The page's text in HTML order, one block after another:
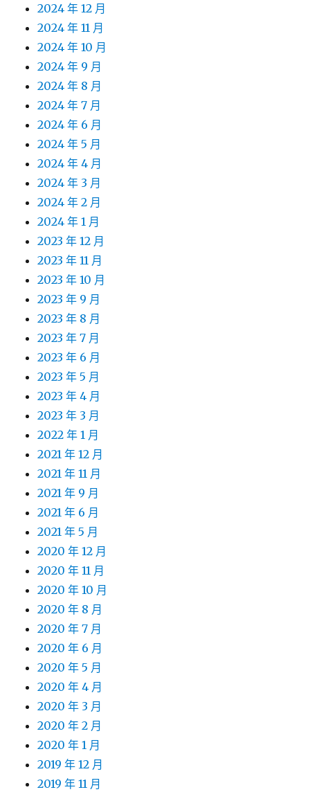
2024 年 12 月
2024 年 11 月
2024 年 10 月
2024 年 9 月
2024 年 8 月
2024 年 7 月
2024 年 6 月
2024 年 5 月
2024 年 4 月
2024 年 3 月
2024 年 2 月
2024 年 1 月
2023 年 12 月
2023 年 11 月
2023 年 10 月
2023 年 9 月
2023 年 8 月
2023 年 7 月
2023 年 6 月
2023 年 5 月
2023 年 4 月
2023 年 3 月
2022 年 1 月
2021 年 12 月
2021 年 11 月
2021 年 9 月
2021 年 6 月
2021 年 5 月
2020 年 12 月
2020 年 11 月
2020 年 10 月
2020 年 8 月
2020 年 7 月
2020 年 6 月
2020 年 5 月
2020 年 4 月
2020 年 3 月
2020 年 2 月
2020 年 1 月
2019 年 12 月
2019 年 11 月